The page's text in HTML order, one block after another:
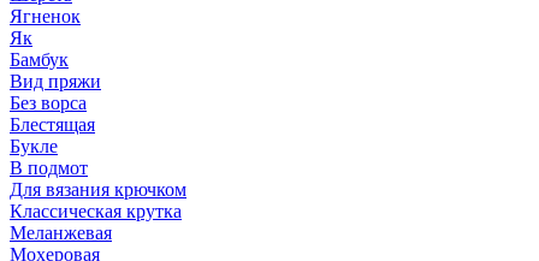
Ягненок
Як
Бамбук
Вид пряжи
Без ворса
Блестящая
Букле
В подмот
Для вязания крючком
Классическая крутка
Меланжевая
Мохеровая